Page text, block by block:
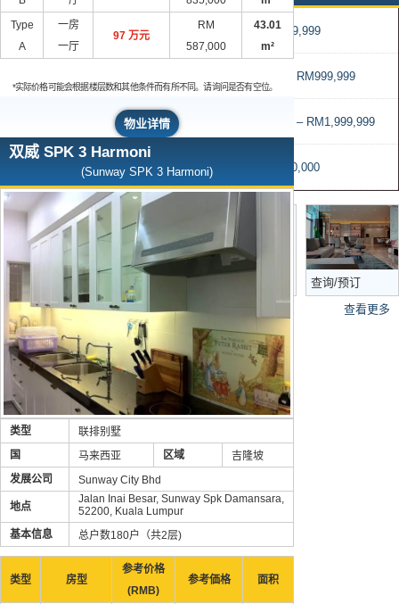
RM0 – RM499,999
RM500,000 – RM999,999
RM1,000,000 – RM1,999,999
超过 RM2,000,000
马来西亚房产购
买流程
查询/预订
查看更多
Type
A
一房
一厅
97 万元
RM
587,000
43.01
m²
*实际价格可能会根据楼层数和其他条件而有所不同。请询问是否有空位。
物业详情
双威 SPK 3 Harmoni
(Sunway SPK 3 Harmoni)
类型
联排别墅
国
马来西亚 区域
吉隆坡
发展公司
Sunway City Bhd
地点
Jalan Inai Besar, Sunway Spk Damansara,
52200, Kuala Lumpur
基本信息
总户数180户（共2层)
类型 房型
参考价格
(RMB)
参考価格 面积